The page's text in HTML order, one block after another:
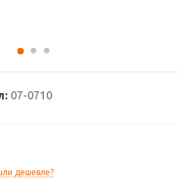
07-0710
дешевле?